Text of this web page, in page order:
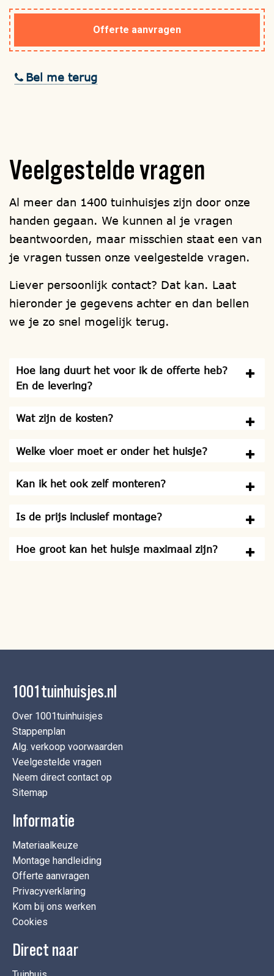
Offerte aanvragen
Bel me terug
Veelgesteldevragen
Al meer dan 1400 tuinhuisjes zijn door onze
handen gegaan. We kunnen al je vragen
beantwoorden, maar misschien staat een van
je vragen tussen onze veelgestelde vragen.
Liever persoonlijk contact? Dat kan. Laat
hieronder je gegevens achter en dan bellen
we je zo snel mogelijk terug.
Hoe lang duurt het voor ik de offerte heb?
En de levering?
Wat zijn de kosten?
Welke vloer moet er onder het huisje?
Kan ik het ook zelf monteren?
Is de prijs inclusief montage?
Hoe groot kan het huisje maximaal zijn?
1001tuinhuisjes.nl
Over 1001tuinhuisjes
Stappenplan
Alg. verkoop voorwaarden
Veelgestelde vragen
Neem direct contact op
Sitemap
Informatie
Materiaalkeuze
Montage handleiding
Offerte aanvragen
Privacyverklaring
Kom bij ons werken
Cookies
Direct naar